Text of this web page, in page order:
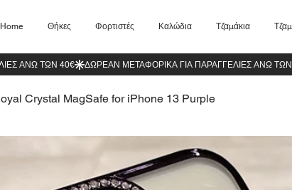
Home Θήκες Φορτιστές Καλώδια Τζαμάκια
Crystal MagSafe for iPhone 13 Purple